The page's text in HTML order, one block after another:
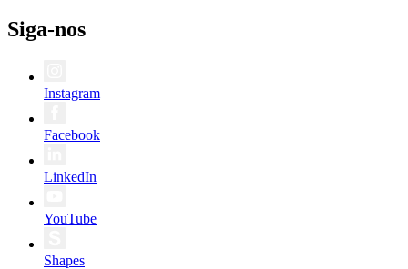
Siga-nos
Instagram
Facebook
LinkedIn
YouTube
Shapes